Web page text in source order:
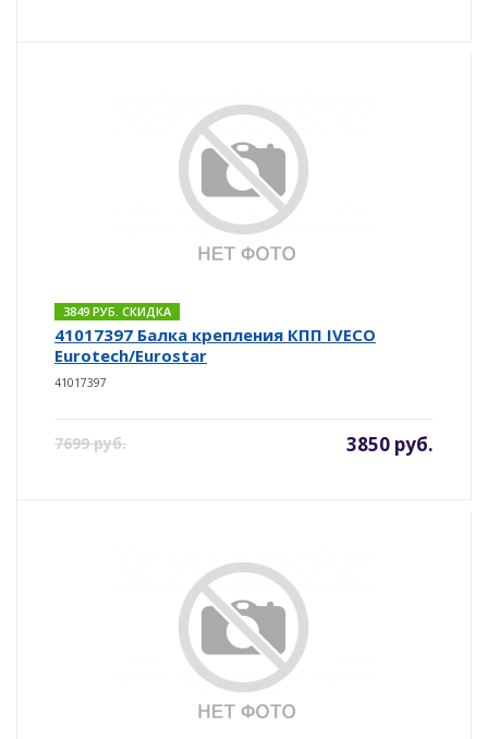
3849 РУБ. СКИДКА
41017397 Балка крепления КПП IVECO
Eurotech/Eurostar
41017397
7699 руб. 3850 руб.